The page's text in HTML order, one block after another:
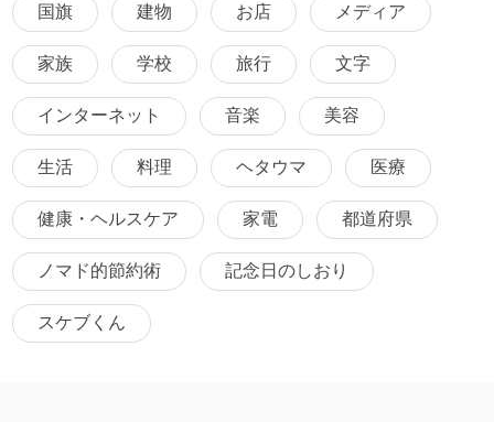
国旗 建物 お店 メディア
家族 学校 旅行 文字
インターネット 音楽 美容
生活 料理 ヘタウマ 医療
健康・ヘルスケア 家電 都道府県
ノマド的節約術 記念日のしおり
スケブくん